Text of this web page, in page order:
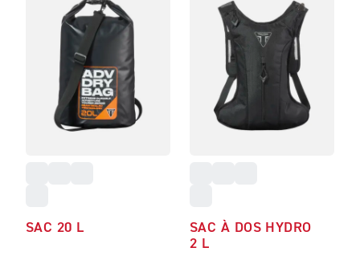
SAC 20 L
SAC À DOS HYDRO
2 L